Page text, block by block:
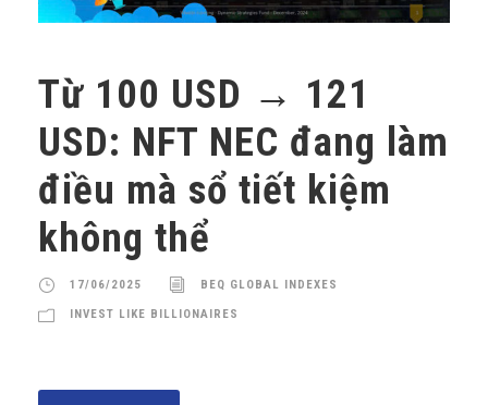
Từ 100 USD → 121
USD: NFT NEC đang làm
điều mà sổ tiết kiệm
không thể
17/06/2025 BEQ GLOBAL INDEXES
INVEST LIKE BILLIONAIRES